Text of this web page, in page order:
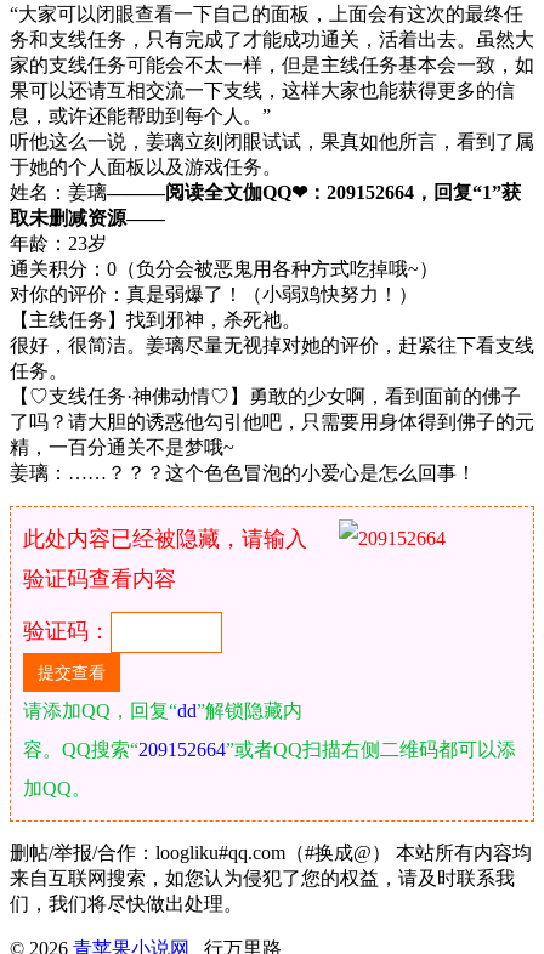
“大家可以闭眼查看一下自己的面板，上面会有这次的最终任
务和支线任务，只有完成了才能成功通关，活着出去。虽然大
家的支线任务可能会不太一样，但是主线任务基本会一致，如
果可以还请互相交流一下支线，这样大家也能获得更多的信
息，或许还能帮助到每个人。”
听他这么一说，姜璃立刻闭眼试试，果真如他所言，看到了属
于她的个人面板以及游戏任务。
姓名：姜璃———阅读全文伽QQ❤：209152664，回复“1”获
取未删减资源—​​​​—
年龄：23岁
通关积分：0（负分会被恶鬼用各种方式吃掉哦~）
对你的评价：真是弱爆了！（小弱鸡快努力！）
【主线任务】找到邪神，杀死祂。
很好，很简洁。姜璃尽量无视掉对她的评价，赶紧往下看支线
任务。
【♡支线任务·神佛动情♡】勇敢的少女啊，看到面前的佛子
了吗？请大胆的诱惑他勾引他吧，只需要用身体得到佛子的元
精，一百分通关不是梦哦~
姜璃：……？？？这个色色冒泡的小爱心是怎么回事！
此处内容已经被隐藏，请输入
验证码查看内容
验证码：
请添加QQ，回复“dd”解锁隐藏内
容。QQ搜索“209152664”或者QQ扫描右侧二维码都可以添
加QQ。
删帖/举报/合作：loogliku#qq.com（#换成@） 本站所有内容均
来自互联网搜索，如您认为侵犯了您的权益，请及时联系我
们，我们将尽快做出处理。
© 2026 青苹果小说网 行万里路